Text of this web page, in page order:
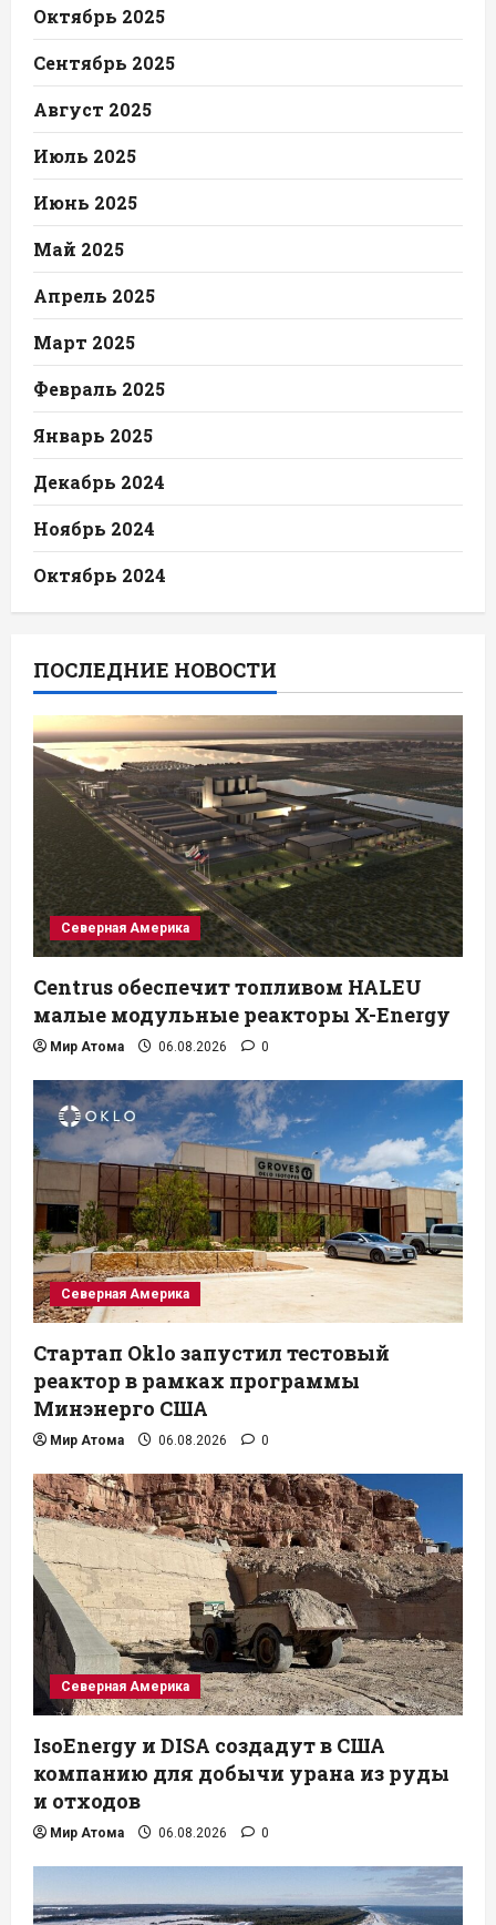
Октябрь 2025
Сентябрь 2025
Август 2025
Июль 2025
Июнь 2025
Май 2025
Апрель 2025
Март 2025
Февраль 2025
Январь 2025
Декабрь 2024
Ноябрь 2024
Октябрь 2024
ПОСЛЕДНИЕ НОВОСТИ
Северная Америка
Centrus обеспечит топливом HALEU
малые модульные реакторы X-Energy
Мир Атома 06.08.2026 0
Северная Америка
Стартап Oklo запустил тестовый
реактор в рамках программы
Минэнерго США
Мир Атома 06.08.2026 0
Северная Америка
IsoEnergy и DISA создадут в США
компанию для добычи урана из руды
и отходов
Мир Атома 06.08.2026 0